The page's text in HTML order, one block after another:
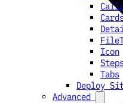
Icon
Tabs
Deploy
Advanced